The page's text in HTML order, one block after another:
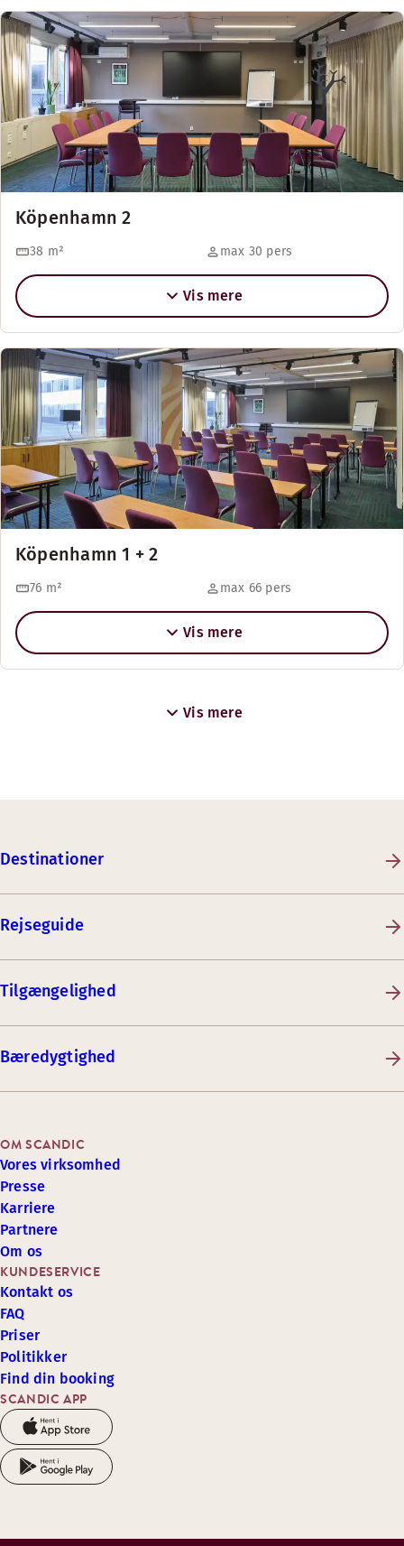
Köpenhamn 2
38 m² max 30 pers
Vis mere
Köpenhamn 1 + 2
76 m² max 66 pers
Vis mere
Vis mere
Destinationer
Rejseguide
Tilgængelighed
Bæredygtighed
SCANDIC APP
KUNDESERVICE
Kontakt os
FAQ
Priser
Politikker
Find din booking
OM SCANDIC
Vores virksomhed
Presse
Karriere
Partnere
Om os